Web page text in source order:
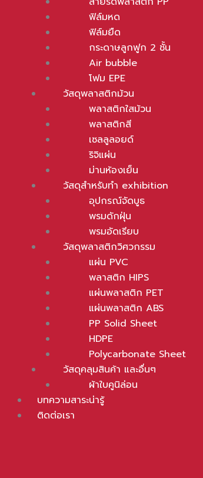
กระดาษลูกฟูก 2 ชั้น
Air bubble
โฟม EPE
วัสดุพลาสติกม้วน
พลาสติกใสม้วน
พลาสติกสี
เซลลูลอยด์
ม่านห้องเย็น
วัสดุสำหรับทำ exhibition
อุปกรณ์จัดบูธ
พรมดักฝุ่น
พรมอัดเรียบ
วัสดุพลาสติกวิศวกรรม
แผ่น PVC
พลาสติก HIPS
แผ่นพลาสติก PET
แผ่นพลาสติก ABS
PP Solid Sheet
Polycarbonate Sheet
วัสดุคลุมสินค้า และอื่นๆ
ผ้าใบคูนิล่อน
บทความสาระน่ารู้
ติดต่อเรา
Phone-Line
ฟิล์มหด
ฟิล์มยืด
กระดาษลูกฟูก 2 ชั้น
Air bubble
โฟม EPE
วัสดุพลาสติกม้วน
พลาสติกใสม้วน
พลาสติกสี
เซลลูลอยด์
ริจิแผ่น
ม่านห้องเย็น
วัสดุสำหรับทำ exhibition
อุปกรณ์จัดบูธ
พรมดักฝุ่น
พรมอัดเรียบ
วัสดุพลาสติกวิศวกรรม
แผ่น PVC
พลาสติก HIPS
แผ่นพลาสติก PET
แผ่นพลาสติก ABS
PP Solid Sheet
HDPE
Polycarbonate Sheet
วัสดุคลุมสินค้า และอื่นๆ
ผ้าใบคูนิล่อน
บทความสาระน่ารู้
ติดต่อเรา
มีหลากหลายลักษณะ ทั้ง ใส มัว ทึบ และยังมีสีให้
ลิตจากพลาสติก PE ความหนาแน่นสูง มาผสมรว
พลาสติกเนื้อใสที่มีสี มีความเหนียว ทนทาน นิยม